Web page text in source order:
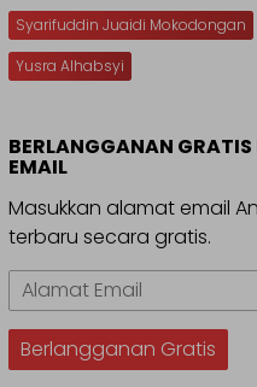
Syarifuddin Juaidi Mokodongan
Yusra Alhabsyi
BERLANGGANAN
EMAIL
Masukkan alamat email
terbaru secara gratis.
Alamat
Email
Berlangganan Gratis